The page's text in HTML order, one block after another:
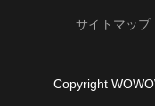
サイトマップ
Copyright